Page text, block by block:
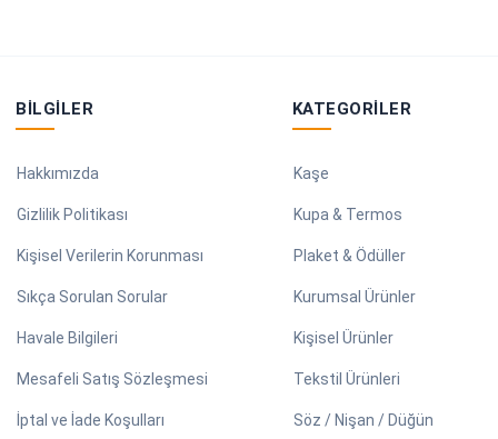
BILGILER
Hakkımızda
Gizlilik Politikası
Kişisel Verilerin Korunması
Sıkça Sorulan Sorular
Havale Bilgileri
Mesafeli Satış Sözleşmesi
İptal ve İade Koşulları
KATEGORILER
Kaşe
Kupa & Termos
Plaket & Ödüller
Kurumsal Ürünler
Kişisel Ürünler
Tekstil Ürünleri
Söz / Nişan / Düğün